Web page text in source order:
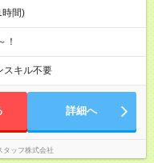
間)
！
スキル不要
詳細へ
タッフ株式会社